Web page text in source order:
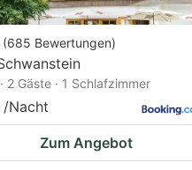
(685 Bewertungen)
2 Gäste · 1 Schlafzimmer
/Nacht
Zum Angebot